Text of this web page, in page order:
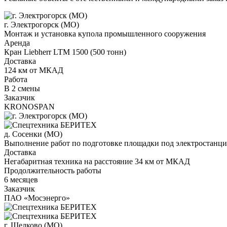
г. Электрогорск (МО)
Монтаж и установка купола промышленного сооружения
Аренда
Кран Liebherr LTM 1500 (500 тонн)
Доставка
124 км от МКАД
Работа
В 2 смены
Заказчик
KRONOSPAN
д. Сосенки (МО)
Выполнение работ по подготовке площадки под
Доставка
Негабаритная техника на расстояние 34 км от МКАД
Продолжительность работы
6 месяцев
Заказчик
ПАО «Мосэнерго»
г. Щелково (МО)